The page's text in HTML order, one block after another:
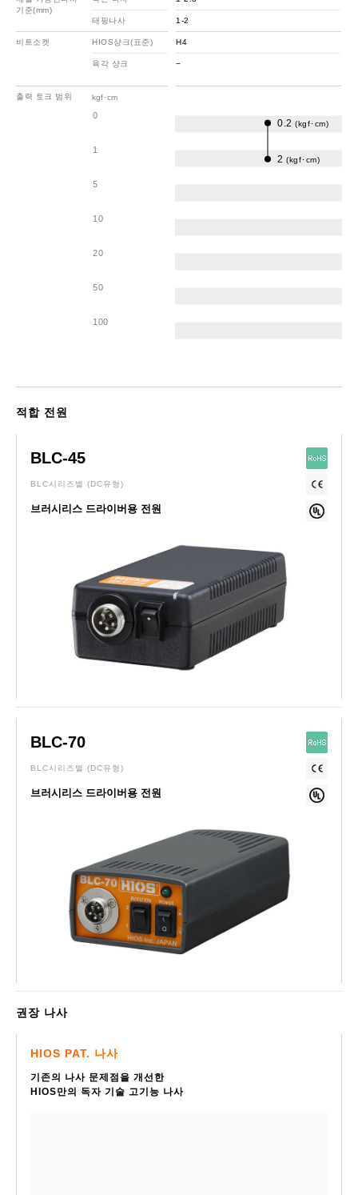
기준(mm)
태핑나사
비트소켓 HIOS샹크(표준)
육각 샹크
출력 토크 범위
0
1
5
10
20
50
100
kgf･cm
1-2
H4
−
0.2 (kgf･cm)
2 (kgf･cm)
적합 전원
BLC-45
BLC시리즈별 (DC유형)
브러시리스 드라이버용 전원
BLC-70
BLC시리즈별 (DC유형)
브러시리스 드라이버용 전원
권장 나사
HIOS PAT. 나사
기존의 나사 문제점을 개선한
HIOS만의 독자 기술 고기능 나사